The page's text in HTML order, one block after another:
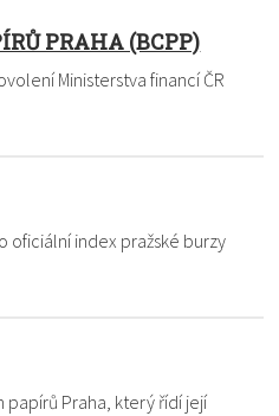
PRAHA (BCPP)
Ministerstva financí ČR
oficiální index pražské burzy
papírů Praha, který řídí její